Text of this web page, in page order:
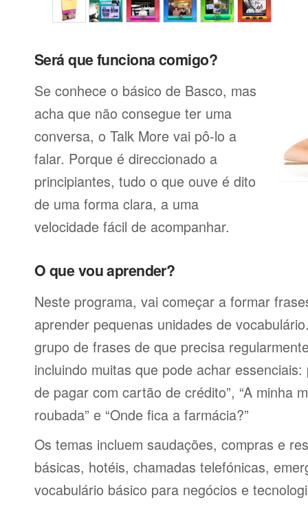
Será que funciona comigo?
Se conhece o básico de Basco, mas
acha que não consegue ter uma
conversa, o Talk More vai pô-lo a
falar. Porque é direccionado a
principiantes, tudo o que ouve é dito
de uma forma clara, a uma
velocidade fácil de acompanhar.
O que vou aprender?
Neste programa, vai começar a formar
aprender pequenas unidades de
grupo de frases de que precisa
incluindo muitas que pode achar essenciais:
de pagar com cartão de crédito”, “A minha
roubada” e “Onde fica a farmácia?”
Os temas incluem saudações, compras e
básicas, hotéis, chamadas telefónicas,
vocabulário básico para negócios e